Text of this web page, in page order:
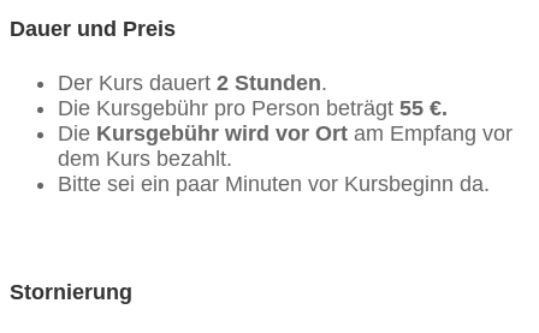
Dauer und Preis
Der Kurs dauert 2 Stunden.
Die Kursgebühr pro Person beträgt 55 €.
Die Kursgebühr wird vor Ort am Empfang vor
dem Kurs bezahlt.
Bitte sei ein paar Minuten vor Kursbeginn da.
Stornierung